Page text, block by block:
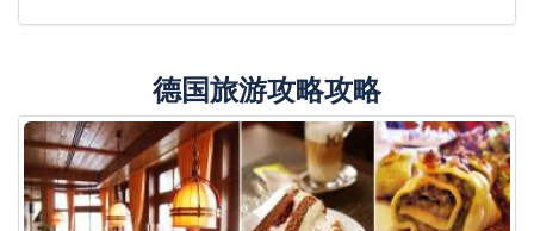
德国旅游攻略攻略